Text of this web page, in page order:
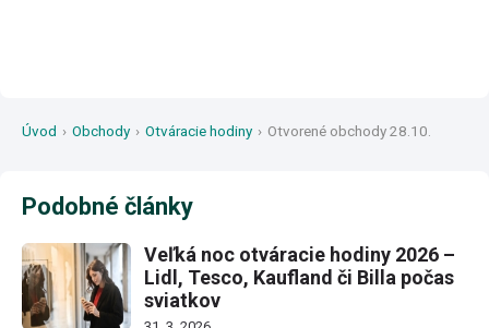
Úvod › Obchody › Otváracie hodiny › Otvorené obchody 28.10.
Podobné články
Veľká noc otváracie hodiny 2026 –
Lidl, Tesco, Kaufland či Billa počas
sviatkov